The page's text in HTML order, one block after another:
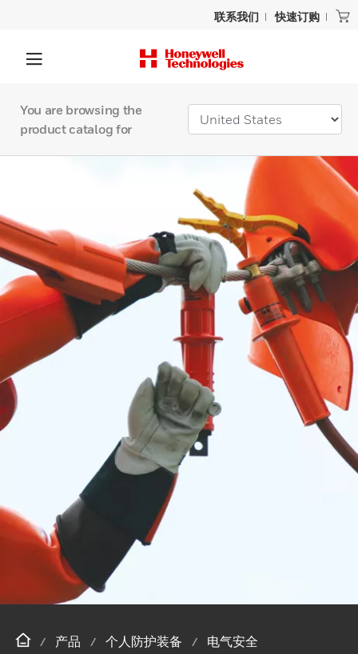
联系我们 快速订购
You are browsing the
product catalog for
产品 个人防护装备 电气安全